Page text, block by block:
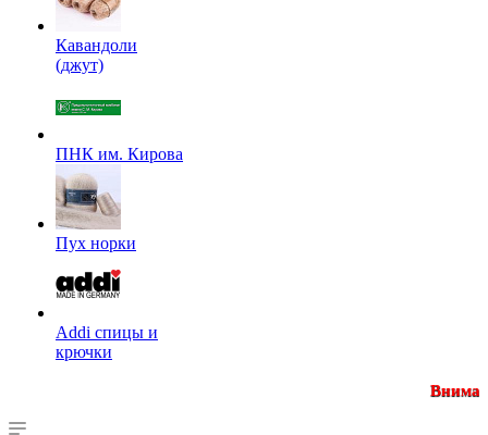
Кавандоли
(джут)
ПНК им. Кирова
Пух норки
Addi спицы и
крючки
Внимание!